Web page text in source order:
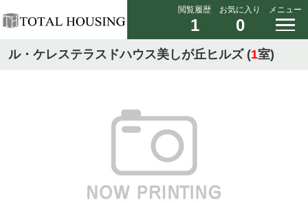
閲覧履歴
1
お気に入り
0
メニュー
ル・ケレステラスドハウス美しが丘ヒルズ (1室)